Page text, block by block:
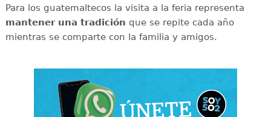
Para los guatemaltecos la visita a la feria representa
mantener una tradición que se repite cada año
mientras se comparte con la familia y amigos.